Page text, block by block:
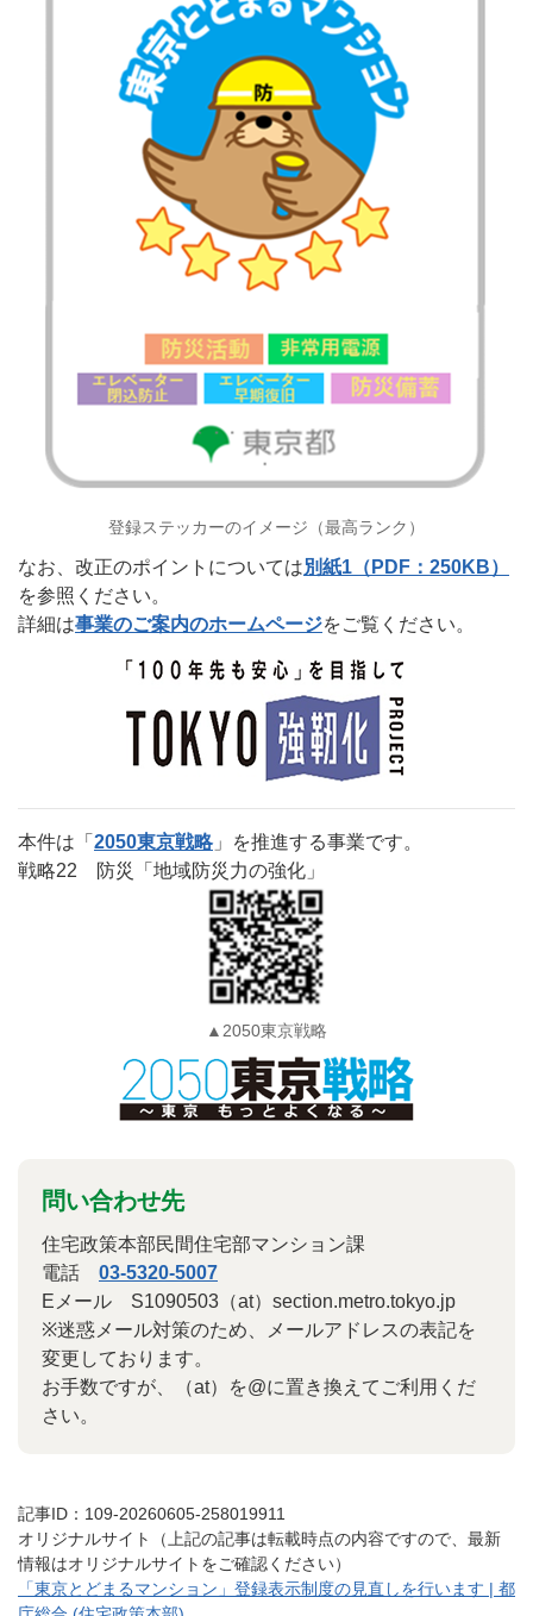
登録ステッカーのイメージ（最高ランク）
なお、改正のポイントについては別紙1（PDF：250KB）
を参照ください。
詳細は事業のご案内のホームページをご覧ください。
本件は「 2050東京戦略」を推進する事業です。
戦略22 防災「地域防災力の強化」
▲2050東京戦略
問い合わせ先
住宅政策本部民間住宅部マンション課
電話 03-5320-5007
Eメール S1090503（at）section.metro.tokyo.jp
※迷惑メール対策のため、メールアドレスの表記を
変更しております。
お手数ですが、（at）を@に置き換えてご利用くだ
さい。
記事ID：109-20260605-258019911
オリジナルサイト（上記の記事は転載時点の内容ですので、最新
情報はオリジナルサイトをご確認ください）
「東京とどまるマンション」登録表示制度の見直しを行います | 都